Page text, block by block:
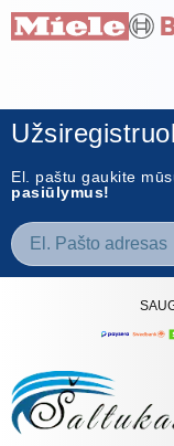
El. paštu gaukite
pasiūlymus!